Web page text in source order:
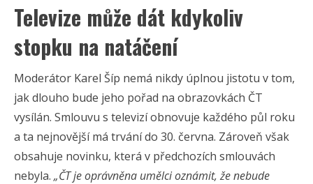
Televize může dát kdykoliv
stopku na natáčení
Moderátor Karel Šíp nemá nikdy úplnou jistotu v tom,
jak dlouho bude jeho pořad na obrazovkách ČT
vysílán. Smlouvu s televizí obnovuje každého půl roku
a ta nejnovější má trvání do 30. června. Zároveň však
obsahuje novinku, která v předchozích smlouvách
nebyla. „ČT je oprávněna umělci oznámit, že nebude